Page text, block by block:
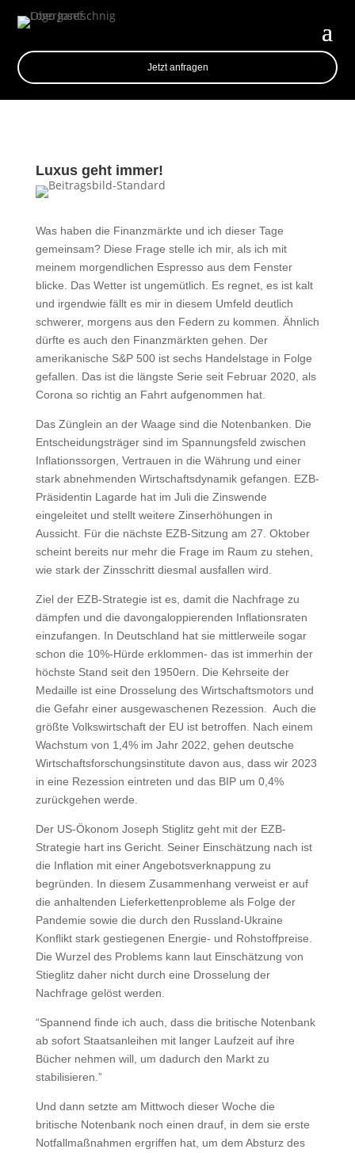
Jetzt anfragen
Luxus geht immer!
Was haben die Finanzmärkte und ich dieser Tage
gemeinsam? Diese Frage stelle ich mir, als ich mit
meinem morgendlichen Espresso aus dem Fenster
blicke. Das Wetter ist ungemütlich. Es regnet, es ist kalt
und irgendwie fällt es mir in diesem Umfeld deutlich
schwerer, morgens aus den Federn zu kommen. Ähnlich
dürfte es auch den Finanzmärkten gehen. Der
amerikanische S&P 500 ist sechs Handelstage in Folge
gefallen. Das ist die längste Serie seit Februar 2020, als
Corona so richtig an Fahrt aufgenommen hat.
Das Zünglein an der Waage sind die Notenbanken. Die
Entscheidungsträger sind im Spannungsfeld zwischen
Inflationssorgen, Vertrauen in die Währung und einer
stark abnehmenden Wirtschaftsdynamik gefangen. EZB-
Präsidentin Lagarde hat im Juli die Zinswende
eingeleitet und stellt weitere Zinserhöhungen in
Aussicht. Für die nächste EZB-Sitzung am 27. Oktober
scheint bereits nur mehr die Frage im Raum zu stehen,
wie stark der Zinsschritt diesmal ausfallen wird.
Ziel der EZB-Strategie ist es, damit die Nachfrage zu
dämpfen und die davongaloppierenden Inflationsraten
einzufangen. In Deutschland hat sie mittlerweile sogar
schon die 10%-Hürde erklommen- das ist immerhin der
höchste Stand seit den 1950ern. Die Kehrseite der
Medaille ist eine Drosselung des Wirtschaftsmotors und
die Gefahr einer ausgewaschenen Rezession. Auch die
größte Volkswirtschaft der EU ist betroffen. Nach einem
Wachstum von 1,4% im Jahr 2022, gehen deutsche
Wirtschaftsforschungsinstitute davon aus, dass wir 2023
in eine Rezession eintreten und das BIP um 0,4%
zurückgehen werde.
Der US-Ökonom Joseph Stiglitz geht mit der EZB-
Strategie hart ins Gericht. Seiner Einschätzung nach ist
die Inflation mit einer Angebotsverknappung zu
begründen. In diesem Zusammenhang verweist er auf
die anhaltenden Lieferkettenprobleme als Folge der
Pandemie sowie die durch den Russland-Ukraine
Konflikt stark gestiegenen Energie- und Rohstoffpreise.
Die Wurzel des Problems kann laut Einschätzung von
Stieglitz daher nicht durch eine Drosselung der
Nachfrage gelöst werden.
“Spannend finde ich auch, dass die britische Notenbank
ab sofort Staatsanleihen mit langer Laufzeit auf ihre
Bücher nehmen will, um dadurch den Markt zu
stabilisieren.”
Und dann setzte am Mittwoch dieser Woche die
britische Notenbank noch einen drauf, in dem sie erste
Notfallmaßnahmen ergriffen hat, um dem Absturz des